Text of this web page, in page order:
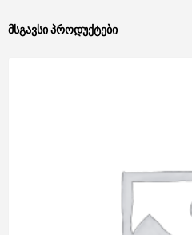
მსგავსი პროდუქტები